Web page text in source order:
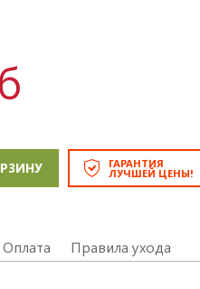
ГАРАНТИЯ
ЛУЧШЕЙ ЦЕНЫ!
Оплата Правила ухода